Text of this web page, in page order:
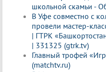
школьной скамьи -
В Уфе совместно с
провели мастер-
| ГТРК
| 331325 (gtrk.tv)
Главный трофей
(matchtv.ru)